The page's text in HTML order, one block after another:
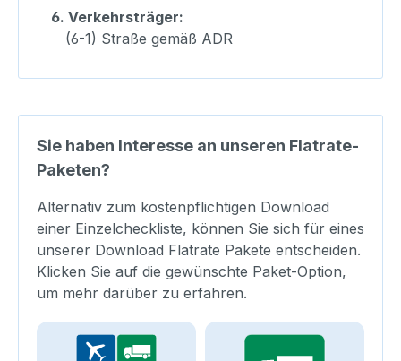
6. Verkehrsträger:
(6-1) Straße gemäß ADR
Sie haben Interesse an unseren Flatrate-
Paketen?
Alternativ zum kostenpflichtigen Download
einer Einzelcheckliste, können Sie sich für eines
unserer Download Flatrate Pakete entscheiden.
Klicken Sie auf die gewünschte Paket-Option,
um mehr darüber zu erfahren.